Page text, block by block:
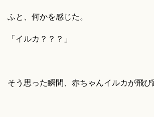
ふと、何かを感じた。
「イルカ？？？」
そう思った瞬間、赤ちゃんイルカが飛び